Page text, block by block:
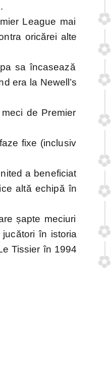
League mai
oricărei alte
sa încasează
era la Newell’s
de Premier
fixe (inclusiv
a beneficiat
altă echipă în
șapte meciuri
în istoria
Tissier în 1994